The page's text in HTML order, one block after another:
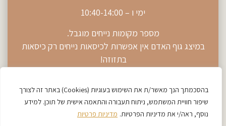
בהסכמתך הנך מאשר/ת את השימוש בעוגיות (Cookies) באתר זה לצורך
שיפור חוויית המשתמש, ניתוח תעבורה והתאמה אישית של תוכן. למידע
נוסף, ראה/י את מדיניות הפרטיות. מדיניות פרטיות
ימי ו – 10:40-14:00
מספר מקומות נייחים מוגבל.
במיצג גוף האדם אין אפשרות לכיסאות נייחים רק כיסאות
בתזוזה!
הפעילות.